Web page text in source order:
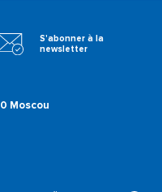
Moscou
S'abonner à la
newsletter